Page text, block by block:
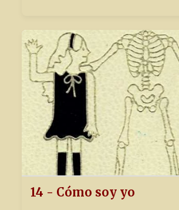
14 - Cómo soy yo